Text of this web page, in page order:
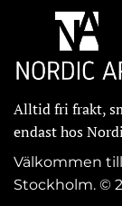
Alltid fri frakt,
endast hos
Välkommen till
Stockholm. ©